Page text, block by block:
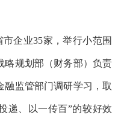
市企业35家，举行小范围
略规划部（财务部）负责
融监管部门调研学习，取
递、以一传百”的较好效